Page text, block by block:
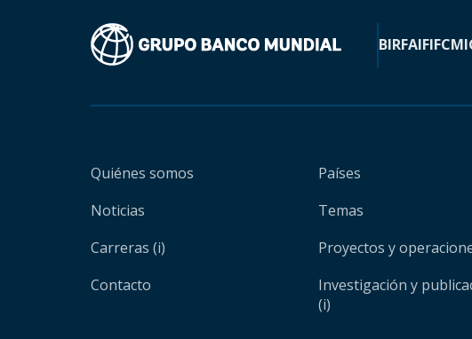
BIRFAIFIFC
Quiénes somos
Noticias
Carreras (i)
Contacto
Países
Temas
Proyectos y
Investigación y
(i)